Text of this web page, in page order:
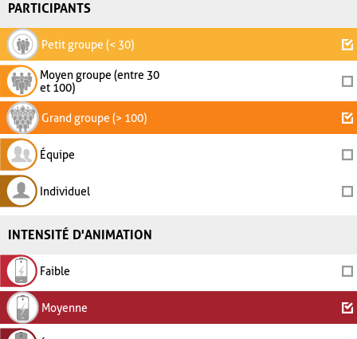
PARTICIPANTS
Petit groupe (< 30)
Moyen groupe (entre 30
et 100)
Grand groupe (> 100)
Équipe
Individuel
INTENSITÉ D'ANIMATION
Faible
Moyenne